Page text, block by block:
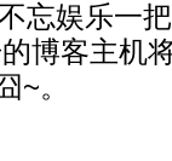
忘娱乐一
博客主机
~。